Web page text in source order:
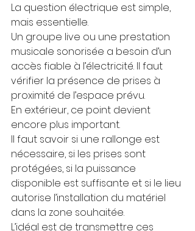
La question électrique est simple,
mais essentielle.
Un groupe live ou une prestation
musicale sonorisée a besoin d’un
accès fiable à l’électricité. Il faut
vérifier la présence de prises à
proximité de l’espace prévu.
En extérieur, ce point devient
encore plus important.
Il faut savoir si une rallonge est
nécessaire, si les prises sont
protégées, si la puissance
disponible est suffisante et si le lieu
autorise l’installation du matériel
dans la zone souhaitée.
L’idéal est de transmettre ces